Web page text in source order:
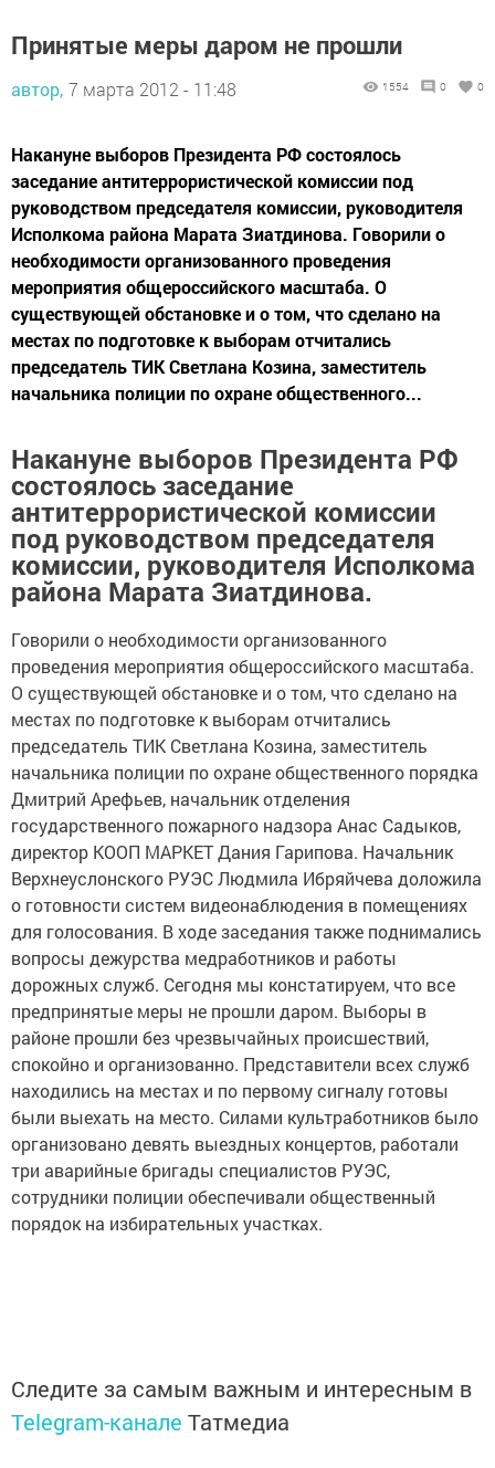
Принятые меры даром не прошли
автор, 7 марта 2012 - 11:48 1554 0 0
Накануне выборов Президента РФ состоялось
заседание антитеррористической комиссии под
руководством председателя комиссии, руководителя
Исполкома района Марата Зиатдинова. Говорили о
необходимости организованного проведения
мероприятия общероссийского масштаба. О
существующей обстановке и о том, что сделано на
местах по подготовке к выборам отчитались
председатель ТИК Светлана Козина, заместитель
начальника полиции по охране общественного...
Накануне выборов Президента РФ
состоялось заседание
антитеррористической комиссии
под руководством председателя
комиссии, руководителя Исполкома
района Марата Зиатдинова.
Говорили о необходимости организованного
проведения мероприятия общероссийского масштаба.
О существующей обстановке и о том, что сделано на
местах по подготовке к выборам отчитались
председатель ТИК Светлана Козина, заместитель
начальника полиции по охране общественного порядка
Дмитрий Арефьев, начальник отделения
государственного пожарного надзора Анас Садыков,
директор КООП МАРКЕТ Дания Гарипова. Начальник
Верхнеуслонского РУЭС Людмила Ибряйчева доложила
о готовности систем видеонаблюдения в помещениях
для голосования. В ходе заседания также поднимались
вопросы дежурства медработников и работы
дорожных служб. Сегодня мы констатируем, что все
предпринятые меры не прошли даром. Выборы в
районе прошли без чрезвычайных происшествий,
спокойно и организованно. Представители всех служб
находились на местах и по первому сигналу готовы
были выехать на место. Силами культработников было
организовано девять выездных концертов, работали
три аварийные бригады специалистов РУЭС,
сотрудники полиции обеспечивали общественный
порядок на избирательных участках.
Следите за самым важным и интересным в
Telegram-канале Татмедиа